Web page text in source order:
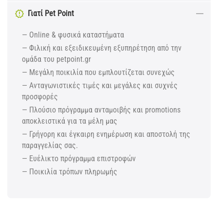
Γιατί Pet Point
— Online & φυσικά καταστήματα
— Φιλική και εξειδικευμένη εξυπηρέτηση από την
ομάδα του petpoint.gr
— Μεγάλη ποικιλία που εμπλουτίζεται συνεχώς
— Ανταγωνιστικές τιμές και μεγάλες και συχνές
προσφορές
— Πλούσιο πρόγραμμα ανταμοιβής και promotions
αποκλειστικά για τα μέλη μας
— Γρήγορη και έγκαιρη ενημέρωση και αποστολή της
παραγγελίας σας.
— Ευέλικτο πρόγραμμα επιστροφών
— Ποικιλία τρόπων πληρωμής